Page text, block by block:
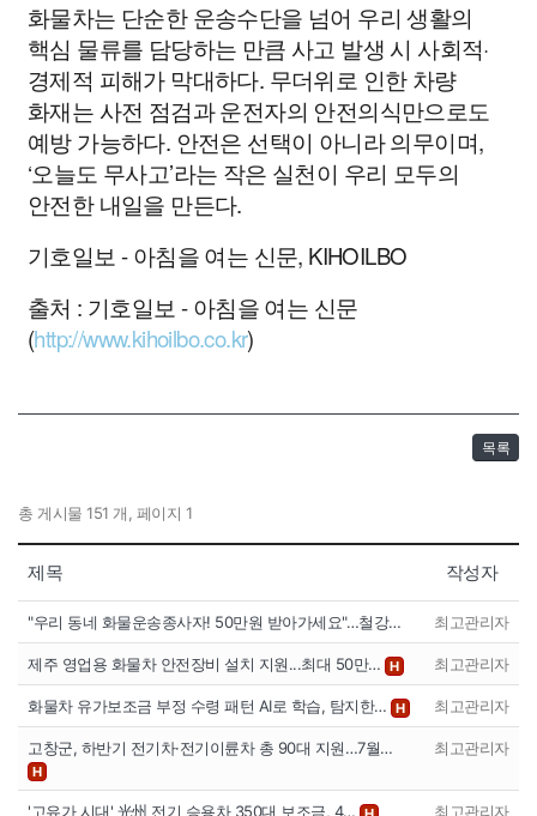
화물차는 단순한 운송수단을 넘어 우리 생활의
핵심 물류를 담당하는 만큼 사고 발생 시 사회적·
경제적 피해가 막대하다. 무더위로 인한 차량
화재는 사전 점검과 운전자의 안전의식만으로도
예방 가능하다. 안전은 선택이 아니라 의무이며,
‘오늘도 무사고’라는 작은 실천이 우리 모두의
안전한 내일을 만든다.
기호일보 - 아침을 여는 신문, KIHOILBO
출처 : 기호일보 - 아침을 여는 신문
(http://www.kihoilbo.co.kr)
목록
총 게시물 151 개, 페이지 1
제목 작성자
"우리 동네 화물운송종사자! 50만원 받아가세요"…철강… 최고관리자
제주 영업용 화물차 안전장비 설치 지원...최대 50만… H 최고관리자
화물차 유가보조금 부정 수령 패턴 AI로 학습, 탐지한… H 최고관리자
고창군, 하반기 전기차·전기이륜차 총 90대 지원…7월…
H
최고관리자
'고유가 시대' 光州 전기 승용차 350대 보조금, 4… 최고관리자